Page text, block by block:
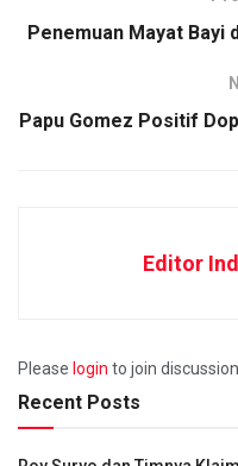
Penemuan Mayat Bayi
Papu Gomez Positif
Editor
Please login to join discussion
Recent Posts